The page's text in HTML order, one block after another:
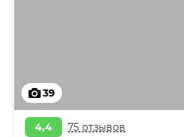
39
4,4 75 отзывов